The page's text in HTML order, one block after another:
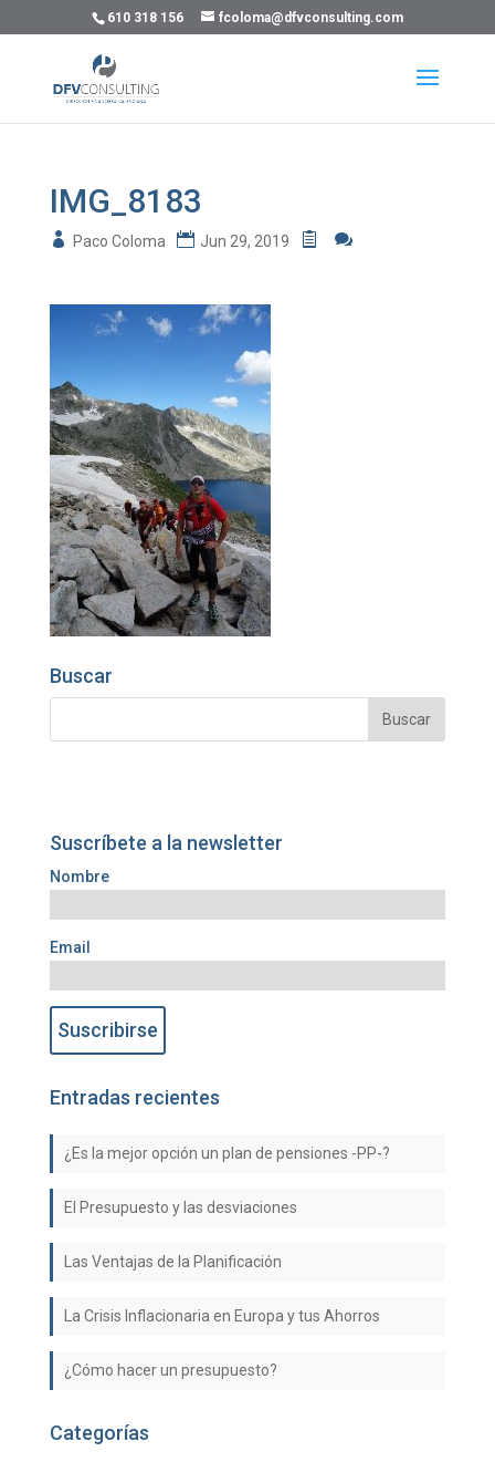
610 318 156 fcoloma@dfvconsulting.com
IMG_8183
Paco Coloma Jun 29, 2019
Buscar
Suscríbete a la newsletter
Nombre
Email
Entradas recientes
¿Es la mejor opción un plan de pensiones -PP-?
El Presupuesto y las desviaciones
Las Ventajas de la Planificación
La Crisis Inflacionaria en Europa y tus Ahorros
¿Cómo hacer un presupuesto?
Categorías